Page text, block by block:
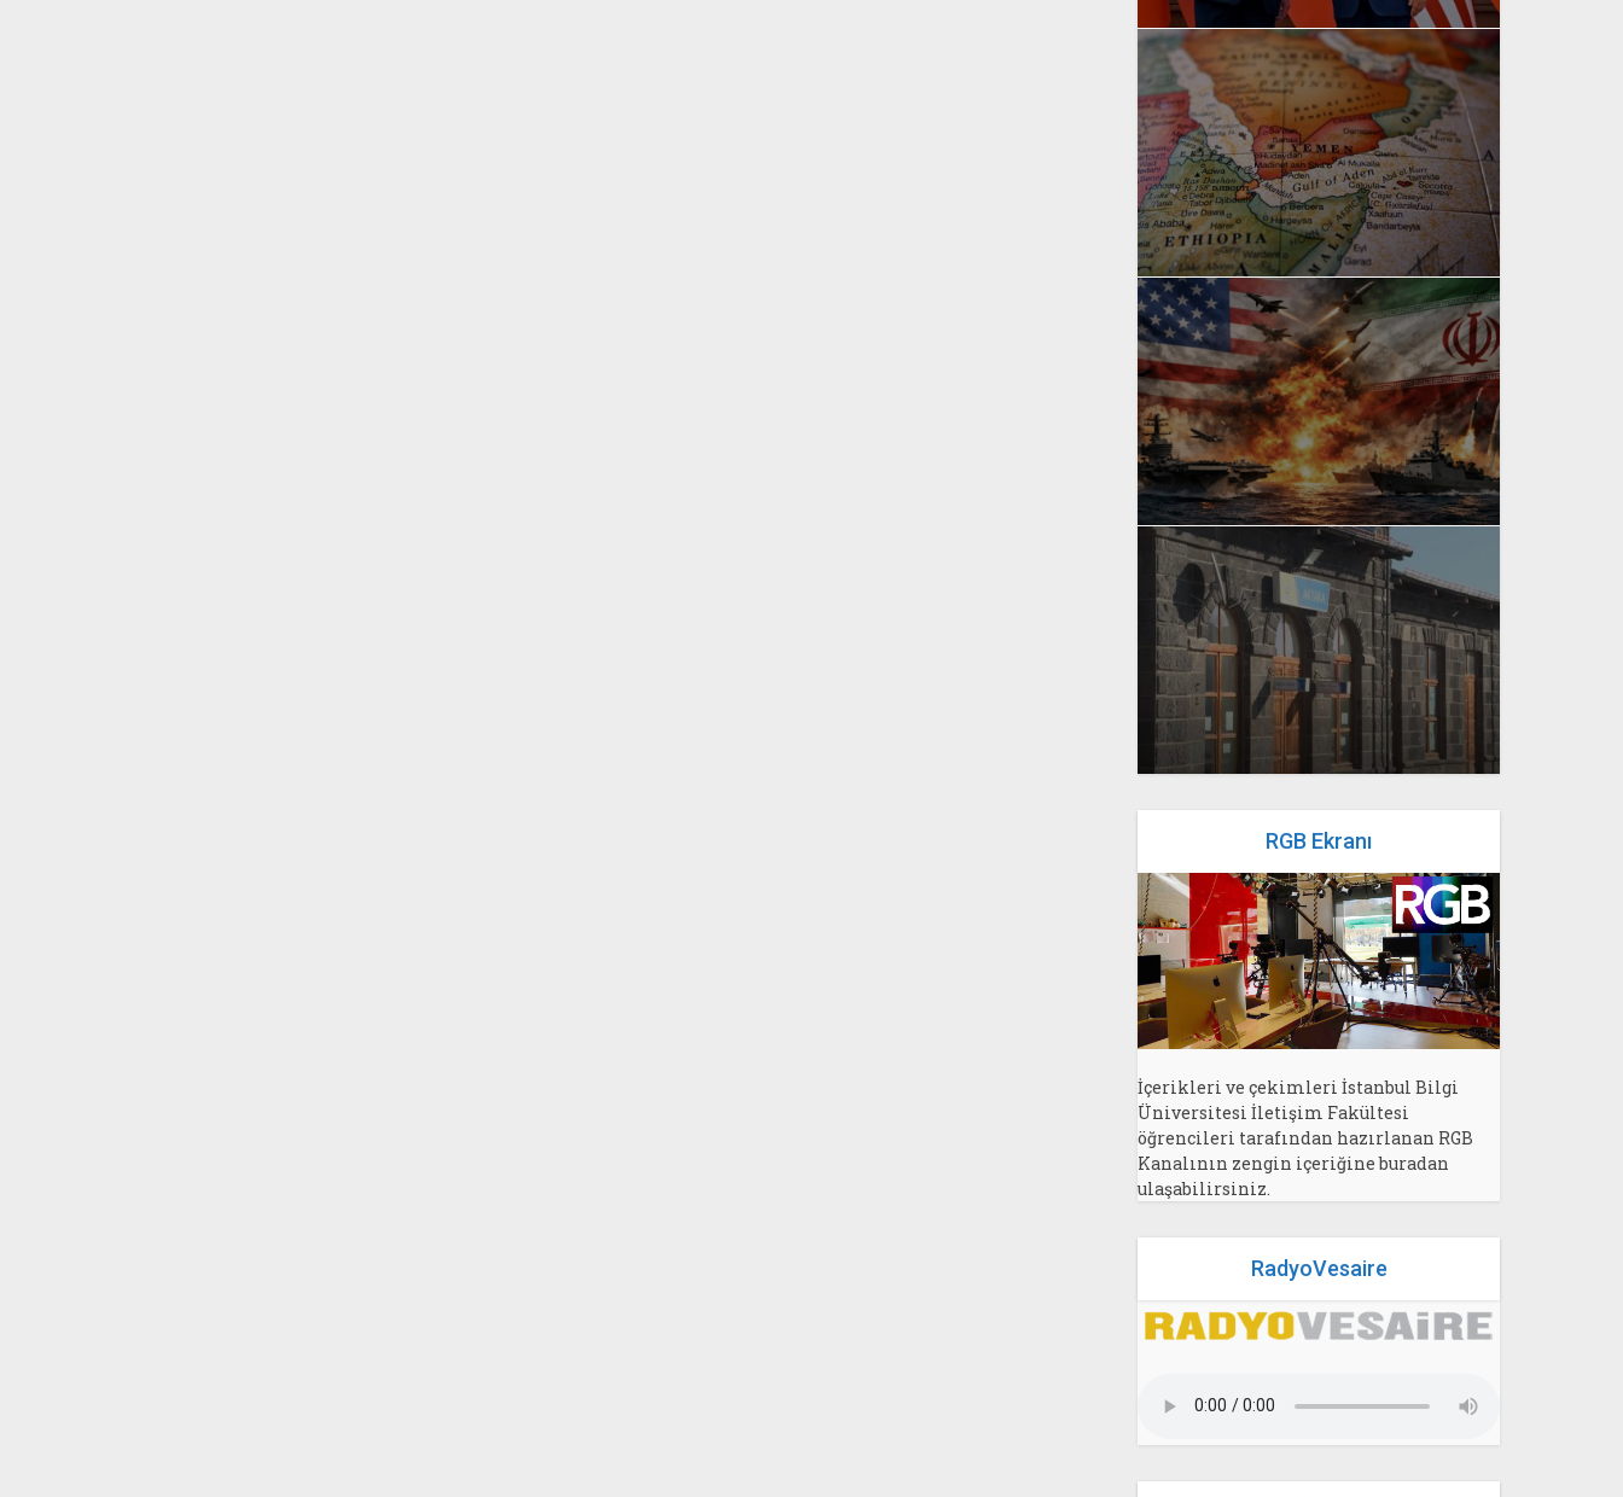
yazanBahri Ak
yazanBahri Ak
yazan Bahri Ak
RGB Ekranı
İçerikleri ve çekimleri İstanbul Bilgi
Üniversitesi İletişim Fakültesi
öğrencileri tarafından hazırlanan RGB
Kanalının zengin içeriğine buradan
ulaşabilirsiniz.
RadyoVesaire